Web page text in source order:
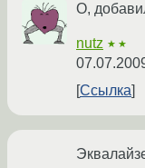
О,
nutz ★★
Ссылка